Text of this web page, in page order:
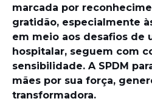
marcada por
gratidão, especialmente
em meio aos desafios de
hospitalar, seguem com
sensibilidade. A SPDM
mães por sua força,
transformadora.